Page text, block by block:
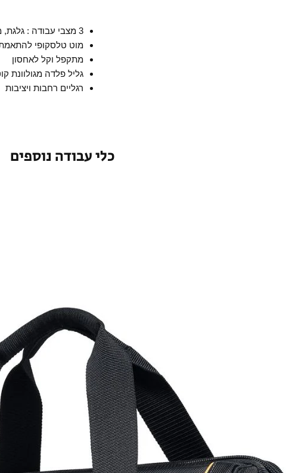
3 מצבי עבודה : גלגת, מיסבי כדוריות, משטח סטטי
מוט טלסקופי להתאמת גובה
מתקפל וקל לאחסון
גליל פלדה מגולוונת קוטר 5 ס"מ מספק תמיכה
רגליים רחבות ויציבות
כלי עבודה נוספים